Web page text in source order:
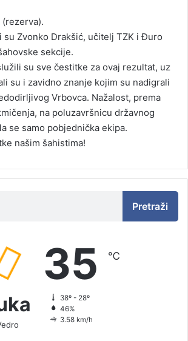
Zvonko Drakšić, učitelj TZK i Đuro
sekcije.
su sve čestitke za ovaj rezultat, uz
su i zavidno znanje kojim su nadigrali
Vrbovca. Nažalost, prema
na poluzavršnicu državnog
se samo pobjednička ekipa.
našim šahistima!
Pretraži
35 ℃
38º - 28º
46%
3.58 km/h